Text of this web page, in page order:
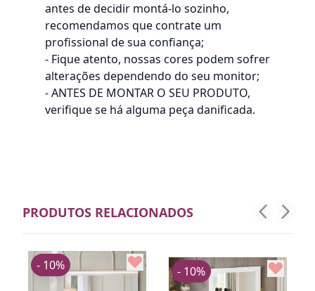
antes de decidir montá-lo sozinho,
recomendamos que contrate um
profissional de sua confiança;
- Fique atento, nossas cores podem sofrer
alterações dependendo do seu monitor;
- ANTES DE MONTAR O SEU PRODUTO,
verifique se há alguma peça danificada.
PRODUTOS RELACIONADOS
- 10% - 10%